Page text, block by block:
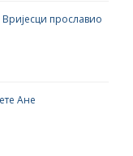
прославио
Ане